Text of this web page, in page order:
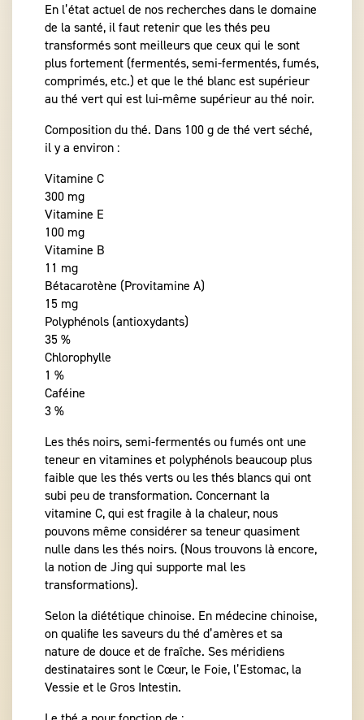
En l’état actuel de nos recherches dans le domaine
de la santé, il faut retenir que les thés peu
transformés sont meilleurs que ceux qui le sont
plus fortement (fermentés, semi-fermentés, fumés,
comprimés, etc.) et que le thé blanc est supérieur
au thé vert qui est lui-même supérieur au thé noir.
Composition du thé. Dans 100 g de thé vert séché,
il y a environ :
Vitamine C
300 mg
Vitamine E
100 mg
Vitamine B
11 mg
Bétacarotène (Provitamine A)
15 mg
Polyphénols (antioxydants)
35 %
Chlorophylle
1 %
Caféine
3 %
Les thés noirs, semi-fermentés ou fumés ont une
teneur en vitamines et polyphénols beaucoup plus
faible que les thés verts ou les thés blancs qui ont
subi peu de transformation. Concernant la
vitamine C, qui est fragile à la chaleur, nous
pouvons même considérer sa teneur quasiment
nulle dans les thés noirs. (Nous trouvons là encore,
la notion de Jing qui supporte mal les
transformations).
Selon la diététique chinoise. En médecine chinoise,
on qualifie les saveurs du thé d’amères et sa
nature de douce et de fraîche. Ses méridiens
destinataires sont le Cœur, le Foie, l’Estomac, la
Vessie et le Gros Intestin.